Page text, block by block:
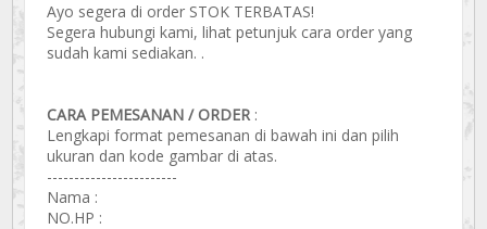
Ayo segera di order STOK TERBATAS!
Segera hubungi kami, lihat petunjuk cara order yang
sudah kami sediakan. .
CARA PEMESANAN / ORDER:
Lengkapi format pemesanan di bawah ini dan pilih
ukuran dan kode gambar di atas.
------------------------
Nama :
NO.HP :